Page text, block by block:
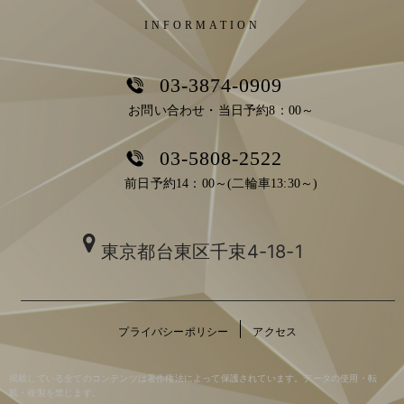
INFORMATION
03-3874-0909
お問い合わせ・当日予約8：00～
03-5808-2522
前日予約14：00～(二輪車13:30～)
東京都台東区千束4-18-1
プライバシーポリシー アクセス
掲載している全てのコンテンツは著作権法によって保護されています。データの使用・転
載・複製を禁じます。